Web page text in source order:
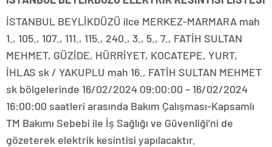
İSTANBUL BEYLİKDÜZÜ ilce MERKEZ-MARMARA mah
1., 105., 107., 111., 115., 240., 3., 5., 7., FATİH SULTAN
MEHMET, GÜZİDE, HÜRRİYET, KOCATEPE, YURT,
İHLAS sk / YAKUPLU mah 16., FATİH SULTAN MEHMET
sk bölgelerinde 16/02/2024 09:00:00 – 16/02/2024
16:00:00 saatleri arasında Bakım Çalışması-Kapsamlı
TM Bakımı Sebebi ile İş Sağlığı ve Güvenliği’ni de
gözeterek elektrik kesintisi yapılacaktır.